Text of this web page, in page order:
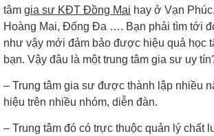
tâm gia sư KĐT Đồng Mai hay ở Vạn
Hoàng Mai, Đống Đa …. Bạn phải tìm tới
như vậy mới đảm bảo được hiệu quả học
bạn. Vậy đâu là một trung tâm gia sư uy
– Trung tâm gia sư được thành lập nhiều
hiệu trên nhiều nhóm, diễn đàn.
– Trung tâm đó có trực thuộc quản lý chất